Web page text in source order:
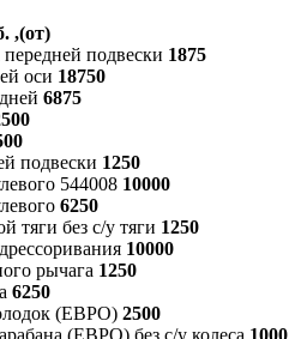
,(от)
подвески 1875
оси 18750
6875
подвески 1250
544008 10000
6250
тяги без с/у тяги 1250
10000
рычага 1250
6250
(ЕВРО) 2500